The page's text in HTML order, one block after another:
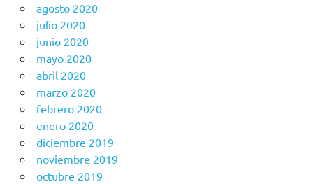
agosto 2020
julio 2020
junio 2020
mayo 2020
abril 2020
marzo 2020
febrero 2020
enero 2020
diciembre 2019
noviembre 2019
octubre 2019